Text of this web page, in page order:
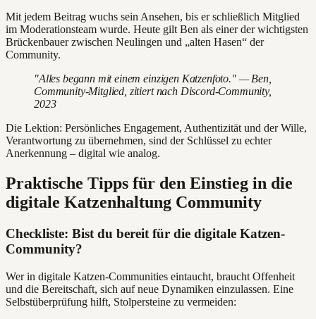
Mit jedem Beitrag wuchs sein Ansehen, bis er schließlich Mitglied
im Moderationsteam wurde. Heute gilt Ben als einer der wichtigsten
Brückenbauer zwischen Neulingen und „alten Hasen“ der
Community.
"Alles begann mit einem einzigen Katzenfoto." — Ben,
Community-Mitglied, zitiert nach Discord-Community,
2023
Die Lektion: Persönliches Engagement, Authentizität und der Wille,
Verantwortung zu übernehmen, sind der Schlüssel zu echter
Anerkennung – digital wie analog.
Praktische Tipps für den Einstieg in die
digitale Katzenhaltung Community
Checkliste: Bist du bereit für die digitale Katzen-
Community?
Wer in digitale Katzen-Communities eintaucht, braucht Offenheit
und die Bereitschaft, sich auf neue Dynamiken einzulassen. Eine
Selbstüberprüfung hilft, Stolpersteine zu vermeiden: